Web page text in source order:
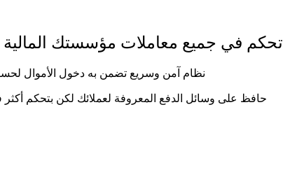
تحكم في جميع معاملات مؤسستك المالية
نظام آمن وسريع تضمن به دخول الأموال
حافظ على وسائل الدفع المعروفة لعملائك لكن بتحكم